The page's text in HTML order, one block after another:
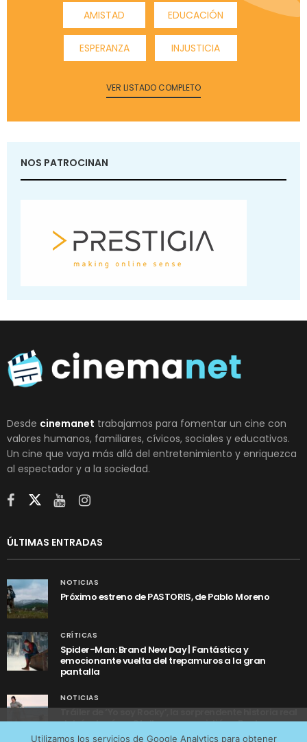
AMISTAD EDUCACIÓN
ESPERANZA INJUSTICIA
VER LISTADO COMPLETO
NOS PATROCINAN
Desde cinemanet trabajamos para fomentar un cine con
valores humanos, familiares, cívicos, sociales y educativos.
Un cine que vaya más allá del entretenimiento y enriquezca
al espectador y a la sociedad.
ÚLTIMAS ENTRADAS
NOTICIAS
Próximo estreno de PASTORIS, de Pablo Moreno
CRÍTICAS
Spider-Man: Brand New Day | Fantástica y
emocionante vuelta del trepamuros a la gran
pantalla
NOTICIAS
Tráiler de ‘Yo soy Rocky’, la sorprendente historia real
detrás de cómo Stallone se convirtió en Rocky
Utilizamos los servicios de Google Analytics para obtener